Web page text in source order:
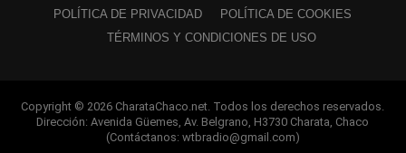
POLÍTICA DE PRIVACIDAD
POLÍTICA DE COOKIES
TÉRMINOS Y CONDICIONES DE USO
Copyright © 2026 CharataChaco.net. Todos los derechos reservados.
Dirección: Avenida Güemes, Av. Belgrano, H3730 Charata, Chaco
(Contáctanos: wtbradio@gmail.com)